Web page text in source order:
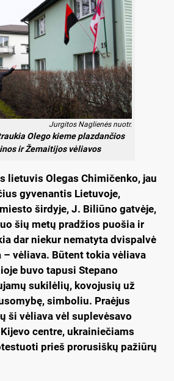
Jurgitos Naglienės nuotr.
Olego kieme plazdančios
ir Žemaitijos vėliavos
lietuvis Olegas Chimičenko, jau
gyvenantis Lietuvoje,
širdyje, J. Biliūno gatvėje,
šių metų pradžios puošia ir
dar niekur nematyta dvispalvė
– vėliava. Būtent tokia vėliava
buvo tapusi Stepano
sukilėlių, kovojusių už
simboliu. Praėjus
ši vėliava vėl suplevėsavo
centre, ukrainiečiams
prieš prorusiškų pažiūrų